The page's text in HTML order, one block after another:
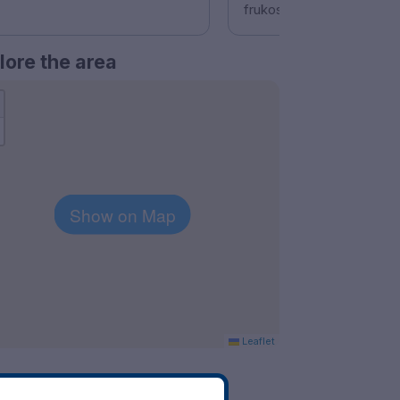
frukosten
the area
Show on Map
Leaflet